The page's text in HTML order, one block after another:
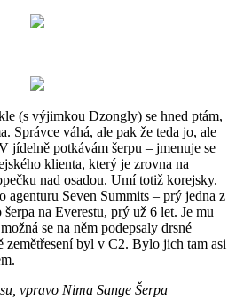
(s výjimkou Dzongly) se hned ptám,
Správce váhá, ale pak že teda jo, ale
jídelně potkávám šerpu – jmenuje se
klienta, který je zrovna na
nad osadou. Umí totiž korejsky.
agenturu Seven Summits – prý jedna z
na Everestu, prý už 6 let. Je mu
se na něm podepsaly drsné
byl v C2. Bylo jich tam asi
vpravo Nima Sange Šerpa